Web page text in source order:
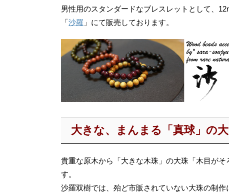
男性用のスタンダードなブレスレットとして、
「沙羅 」にて販売しております。
大きな、まんまる「真球」の
貴重な原木から「大きな木珠」の大珠「木目が
す。
沙羅双樹では、殆ど市販されていない大珠の制作